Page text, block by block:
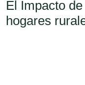
El Impacto
hogares